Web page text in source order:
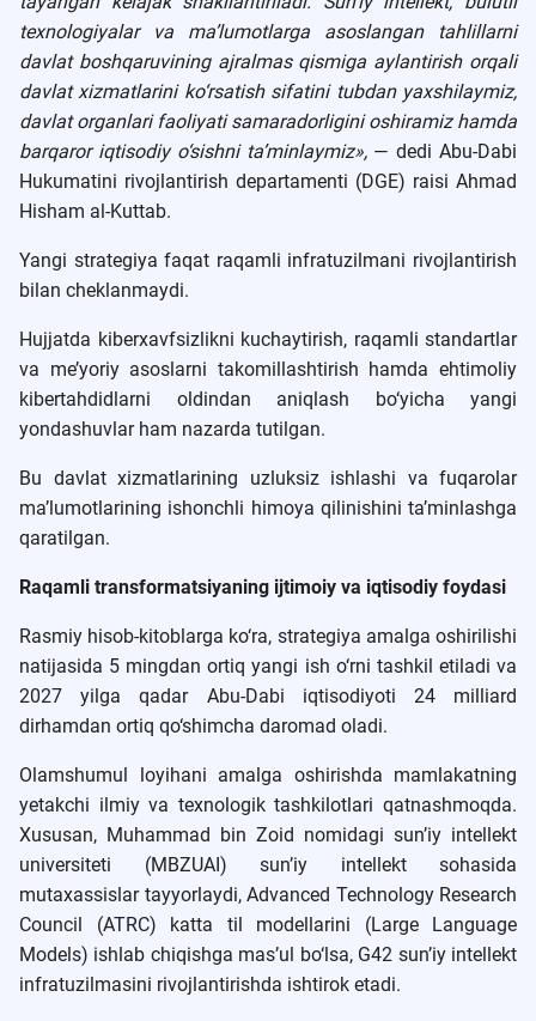
texnologiyalar va ma’lumotlarga asoslangan tahlillarni
davlat boshqaruvining ajralmas qismiga aylantirish orqali
davlat xizmatlarini ko‘rsatish sifatini tubdan yaxshilaymiz,
davlat organlari faoliyati samaradorligini oshiramiz hamda
barqaror iqtisodiy o‘sishni ta’minlaymiz»,— dedi Abu-Dabi
Hukumatini rivojlantirish departamenti (DGE) raisi Ahmad
Hisham al-Kuttab.
Yangi strategiya faqat raqamli infratuzilmani rivojlantirish
bilan cheklanmaydi.
Hujjatda kiberxavfsizlikni kuchaytirish, raqamli standartlar
va me’yoriy asoslarni takomillashtirish hamda ehtimoliy
kibertahdidlarni oldindan aniqlash bo‘yicha yangi
yondashuvlar ham nazarda tutilgan.
Bu davlat xizmatlarining uzluksiz ishlashi va fuqarolar
ma’lumotlarining ishonchli himoya qilinishini ta’minlashga
qaratilgan.
Raqamli transformatsiyaning ijtimoiy va iqtisodiy foydasi
Rasmiy hisob-kitoblarga ko‘ra, strategiya amalga oshirilishi
natijasida 5 mingdan ortiq yangi ish o‘rni tashkil etiladi va
2027 yilga qadar Abu-Dabi iqtisodiyoti 24 milliard
dirhamdan ortiq qo‘shimcha daromad oladi.
Olamshumul loyihani amalga oshirishda mamlakatning
yetakchi ilmiy va texnologik tashkilotlari qatnashmoqda.
Xususan, Muhammad bin Zoid nomidagi sun’iy intellekt
universiteti (MBZUAI) sun’iy intellekt sohasida
mutaxassislar tayyorlaydi, Advanced Technology Research
Council (ATRC) katta til modellarini (Large Language
Models) ishlab chiqishga mas’ul bo‘lsa, G42 sun’iy intellekt
infratuzilmasini rivojlantirishda ishtirok etadi.